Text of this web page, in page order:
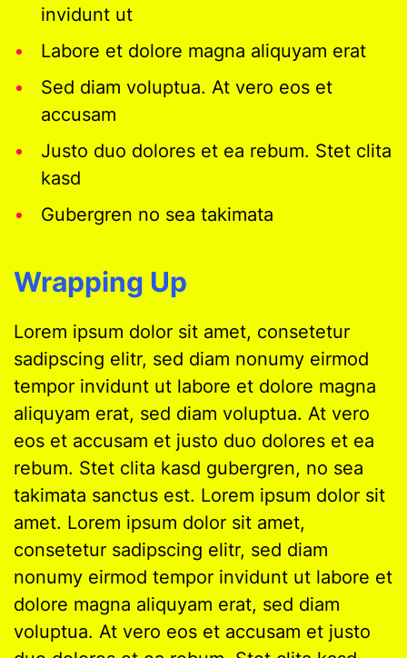
invidunt ut
Labore et dolore magna aliquyam erat
Sed diam voluptua. At vero eos et
accusam
Justo duo dolores et ea rebum. Stet clita
kasd
Gubergren no sea takimata
Wrapping Up
Lorem ipsum dolor sit amet, consetetur
sadipscing elitr, sed diam nonumy eirmod
tempor invidunt ut labore et dolore magna
aliquyam erat, sed diam voluptua. At vero
eos et accusam et justo duo dolores et ea
rebum. Stet clita kasd gubergren, no sea
takimata sanctus est. Lorem ipsum dolor sit
amet. Lorem ipsum dolor sit amet,
consetetur sadipscing elitr, sed diam
nonumy eirmod tempor invidunt ut labore et
dolore magna aliquyam erat, sed diam
voluptua. At vero eos et accusam et justo